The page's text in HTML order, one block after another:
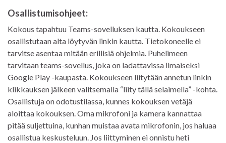
Osallistumisohjeet:
Kokous tapahtuu Teams-sovelluksen kautta. Kokoukseen
osallistutaan alta löytyvän linkin kautta. Tietokoneelle ei
tarvitse asentaa mitään erillisiä ohjelmia. Puhelimeen
tarvitaan teams-sovellus, joka on ladattavissa ilmaiseksi
Google Play -kaupasta. Kokoukseen liitytään annetun linkin
klikkauksen jälkeen valitsemalla “liity tällä selaimella” -kohta.
Osallistuja on odotustilassa, kunnes kokouksen vetäjä
aloittaa kokouksen. Oma mikrofoni ja kamera kannattaa
pitää suljettuina, kunhan muistaa avata mikrofonin, jos haluaa
osallistua keskusteluun. Jos liittyminen ei onnistu heti